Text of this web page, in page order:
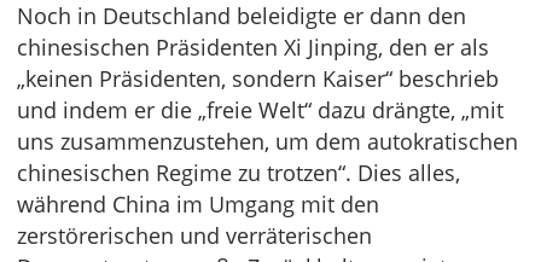
Noch in Deutschland beleidigte er dann den
chinesischen Präsidenten Xi Jinping, den er als
„keinen Präsidenten, sondern Kaiser“ beschrieb
und indem er die „freie Welt“ dazu drängte, „mit
uns zusammenzustehen, um dem autokratischen
chinesischen Regime zu trotzen“. Dies alles,
während China im Umgang mit den
zerstörerischen und verräterischen